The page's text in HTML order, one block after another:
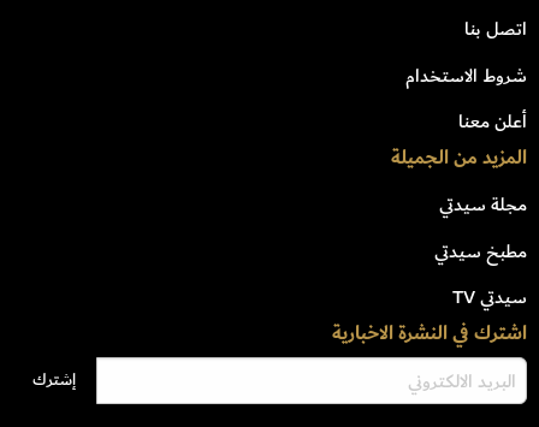
اتصل بنا
شروط الاستخدام
أعلن معنا
المزيد من الجميلة
مجلة سيدتي
مطبخ سيدتي
سيدتي TV
اشترك في النشرة الاخبارية